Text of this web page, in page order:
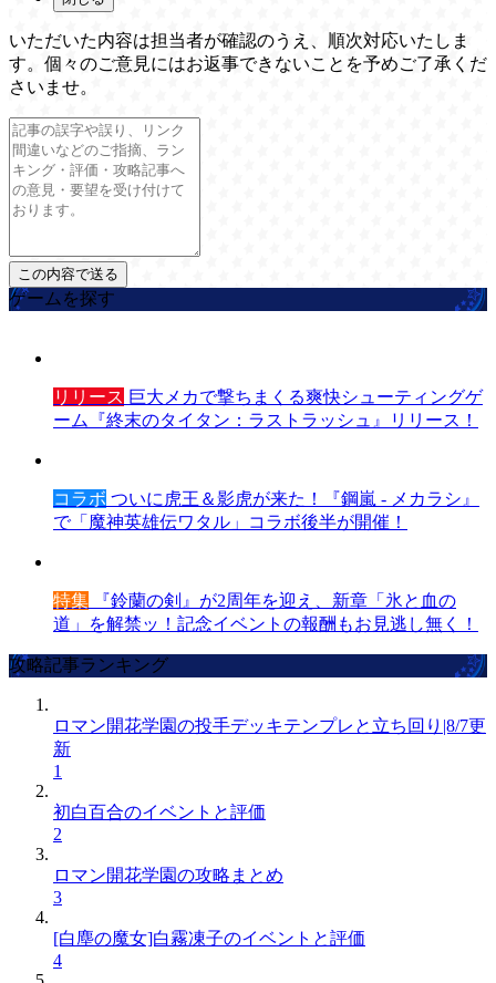
いただいた内容は担当者が確認のうえ、順次対応いたしま
す。個々のご意見にはお返事できないことを予めご了承くだ
さいませ。
ゲームを探す
リリース 巨大メカで撃ちまくる爽快シューティングゲ
ーム『終末のタイタン：ラストラッシュ』リリース！
コラボ ついに虎王＆影虎が来た！『鋼嵐 - メカラシ』
で「魔神英雄伝ワタル」コラボ後半が開催！
特集 『鈴蘭の剣』が2周年を迎え、新章「氷と血の
道」を解禁ッ！記念イベントの報酬もお見逃し無く！
攻略記事ランキング
ロマン開花学園の投手デッキテンプレと立ち回り|8/7更
新
1
初白百合のイベントと評価
2
ロマン開花学園の攻略まとめ
3
[白塵の魔女]白霧凍子のイベントと評価
4